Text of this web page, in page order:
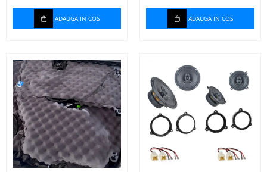
ADAUGA IN COS ADAUGA IN COS